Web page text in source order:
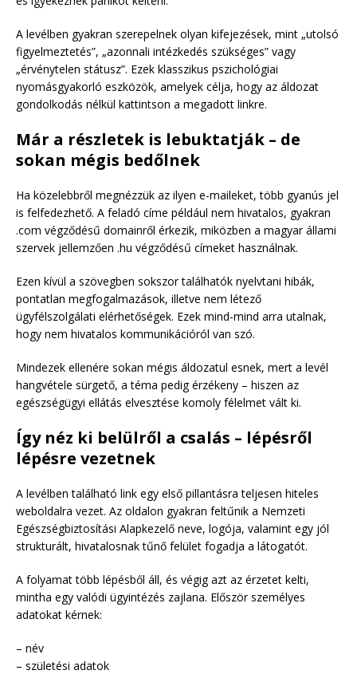
A levélben gyakran szerepelnek olyan kifejezések, mint „utolsó
figyelmeztetés”, „azonnali intézkedés szükséges” vagy
„érvénytelen státusz”. Ezek klasszikus pszichológiai
nyomásgyakorló eszközök, amelyek célja, hogy az áldozat
gondolkodás nélkül kattintson a megadott linkre.
Már a részletek is lebuktatják – de
sokan mégis bedőlnek
Ha közelebbről megnézzük az ilyen e-maileket, több gyanús jel
is felfedezhető. A feladó címe például nem hivatalos, gyakran
.com végződésű domainről érkezik, miközben a magyar állami
szervek jellemzően .hu végződésű címeket használnak.
Ezen kívül a szövegben sokszor találhatók nyelvtani hibák,
pontatlan megfogalmazások, illetve nem létező
ügyfélszolgálati elérhetőségek. Ezek mind-mind arra utalnak,
hogy nem hivatalos kommunikációról van szó.
Mindezek ellenére sokan mégis áldozatul esnek, mert a levél
hangvétele sürgető, a téma pedig érzékeny – hiszen az
egészségügyi ellátás elvesztése komoly félelmet vált ki.
Így néz ki belülről a csalás – lépésről
lépésre vezetnek
A levélben található link egy első pillantásra teljesen hiteles
weboldalra vezet. Az oldalon gyakran feltűnik a Nemzeti
Egészségbiztosítási Alapkezelő neve, logója, valamint egy jól
strukturált, hivatalosnak tűnő felület fogadja a látogatót.
A folyamat több lépésből áll, és végig azt az érzetet kelti,
mintha egy valódi ügyintézés zajlana. Először személyes
adatokat kérnek:
– név
– születési adatok